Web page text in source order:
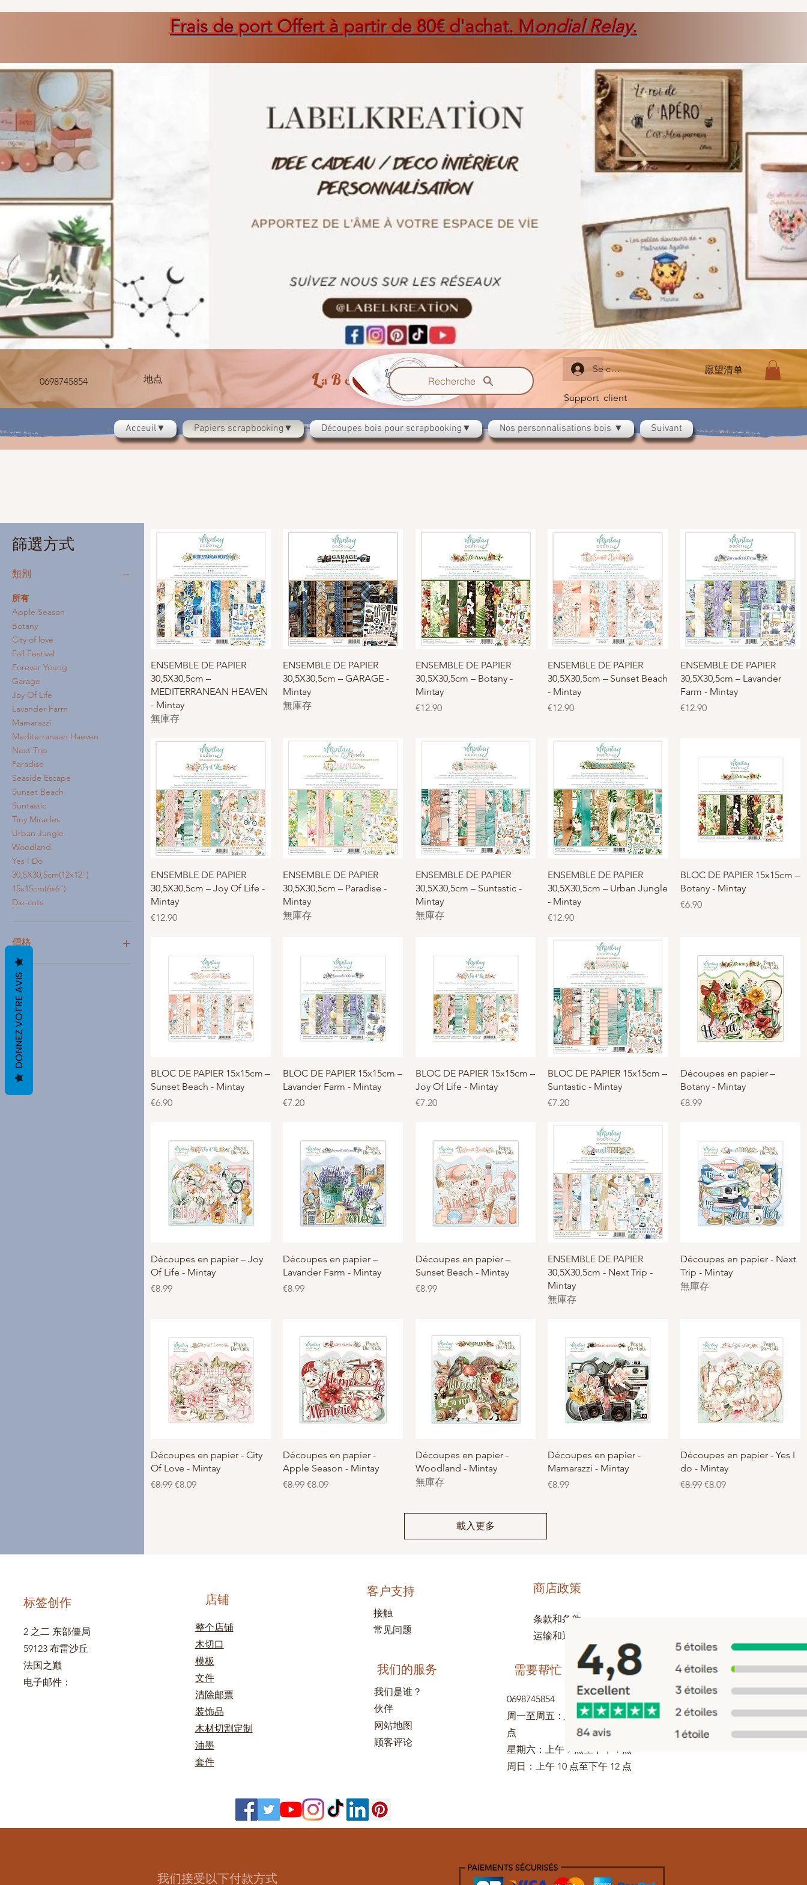
Frais de port Offert à partir de 80€ d'achat. Mondial Relay.
Acceuil▼ Papiers scrapbooking▼ Découpes bois pour scrapbooking▼ Nos personnalisations bois ▼ Suivant
0698745854 地点 La B elK 反应 Recherche
Se connecter
Support client
愿望清单
篩選方式
類別
所有
Apple Season
Botany
City of love
Fall Festival
Forever Young
Garage
Joy Of Life
Lavander Farm
Mamarazzi
Mediterranean Haeven
Next Trip
Paradise
Seaside Escape
Sunset Beach
Suntastic
Tiny Miracles
Urban Jungle
Woodland
Yes I Do
30,5X30,5cm(12x12")
15x15cm(6x6")
Die-cuts
價格
€5
快速瀏覽
ENSEMBLE DE PAPIER
30,5X30,5cm –
MEDITERRANEAN HEAVEN
- Mintay
無庫存
快速瀏覽
ENSEMBLE DE PAPIER
30,5X30,5cm – GARAGE -
Mintay
無庫存
快速瀏覽
ENSEMBLE DE PAPIER
30,5X30,5cm – Botany -
Mintay
價格
€12.90
快速瀏覽
ENSEMBLE DE PAPIER
30,5X30,5cm – Sunset Beach
- Mintay
價格
€12.90
快速瀏覽
ENSEMBLE DE PAPIER
30,5X30,5cm – Lavander
Farm - Mintay
價格
€12.90
快速瀏覽
ENSEMBLE DE PAPIER
30,5X30,5cm – Joy Of Life -
Mintay
價格
€12.90
快速瀏覽
ENSEMBLE DE PAPIER
30,5X30,5cm – Paradise -
Mintay
無庫存
快速瀏覽
ENSEMBLE DE PAPIER
30,5X30,5cm – Suntastic -
Mintay
無庫存
快速瀏覽
ENSEMBLE DE PAPIER
30,5X30,5cm – Urban Jungle
- Mintay
價格
€12.90
快速瀏覽
BLOC DE PAPIER 15x15cm –
Botany - Mintay
價格
€6.90
快速瀏覽
BLOC DE PAPIER 15x15cm –
Sunset Beach - Mintay
價格
€6.90
快速瀏覽
BLOC DE PAPIER 15x15cm –
Lavander Farm - Mintay
價格
€7.20
快速瀏覽
BLOC DE PAPIER 15x15cm –
Joy Of Life - Mintay
價格
€7.20
快速瀏覽
BLOC DE PAPIER 15x15cm –
Suntastic - Mintay
價格
€7.20
快速瀏覽
Découpes en papier –
Botany - Mintay
價格
€8.99
快速瀏覽
Découpes en papier – Joy
Of Life - Mintay
價格
€8.99
快速瀏覽
Découpes en papier –
Lavander Farm - Mintay
價格
€8.99
快速瀏覽
Découpes en papier –
Sunset Beach - Mintay
價格
€8.99
快速瀏覽
ENSEMBLE DE PAPIER
30,5X30,5cm - Next Trip -
Mintay
無庫存
快速瀏覽
Découpes en papier - Next
Trip - Mintay
無庫存
快速瀏覽
Découpes en papier - City
Of Love - Mintay
一般價格
€8.99 促銷價格
€8.09
快速瀏覽
Découpes en papier -
Apple Season - Mintay
一般價格
€8.99促銷價格
€8.09
快速瀏覽
Découpes en papier -
Woodland - Mintay
無庫存
快速瀏覽
Découpes en papier -
Mamarazzi - Mintay
價格
€8.99
快速瀏覽
Découpes en papier - Yes I
do - Mintay
一般價格
€8.99 促銷價格
€8.09
載入更多
标签创作
2 之二 东部僵局
59123 布雷沙丘
法国之巅
电子邮件：
店铺
整个店铺
木切口
模板
文件
清除邮票
装饰品
木材切割定制
油墨
套件
商店政策
条款和条件
运输和退货
需要帮忙
0698745854
周一至周五：上午 9 点至下午 5
点
星期六：上午 9 点至下午 1 点
周日：上午 10 点至下午 12 点
我们接受以下付款方式
我们是谁？
伙伴
网站地图
顾客评论
我们的服务
接触
常见问题
客户支持
DONNEZ VOTRE AVIS